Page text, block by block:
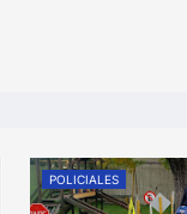
POLICIALES